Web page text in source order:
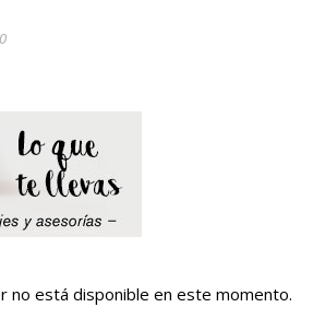
no está disponible en este momento.